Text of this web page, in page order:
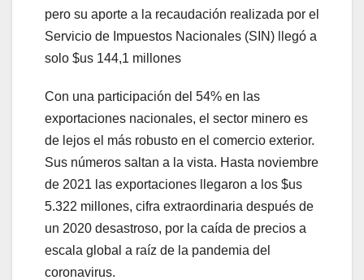
pero su aporte a la recaudación realizada por el
Servicio de Impuestos Nacionales (SIN) llegó a
solo $us 144,1 millones
Con una participación del 54% en las
exportaciones nacionales, el sector minero es
de lejos el más robusto en el comercio exterior.
Sus números saltan a la vista. Hasta noviembre
de 2021 las exportaciones llegaron a los $us
5.322 millones, cifra extraordinaria después de
un 2020 desastroso, por la caída de precios a
escala global a raíz de la pandemia del
coronavirus.